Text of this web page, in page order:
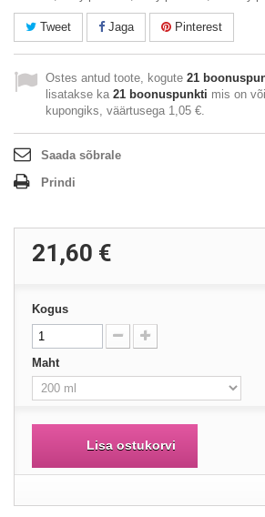
Tweet Jaga Pinterest
Ostes antud toote, kogute 21
lisatakse ka 21 boonuspunkti mis on
kupongiks, väärtusega 1,05 €.
Saada sõbrale
Prindi
21,60 €
Kogus
Maht
Lisa ostukorvi